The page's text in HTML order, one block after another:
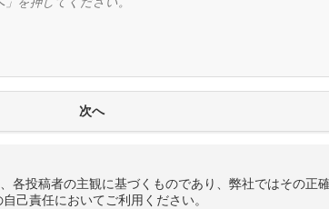
各投稿者の主観に基づくものであり、弊社ではその正
己責任においてご利用ください。